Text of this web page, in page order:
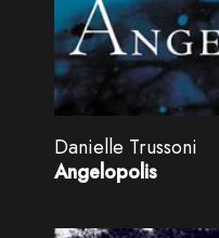
Danielle Trussoni
Angelopolis